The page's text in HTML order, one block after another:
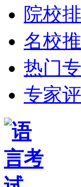
院校
名校
热门
专家